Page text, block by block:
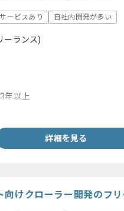
ービスあり 自社内開発が多い
ーランス)
年以上
詳細を見る
向けクローラー開発のフ